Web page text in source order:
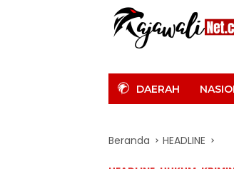
DAERAH
Beranda HEADLINE